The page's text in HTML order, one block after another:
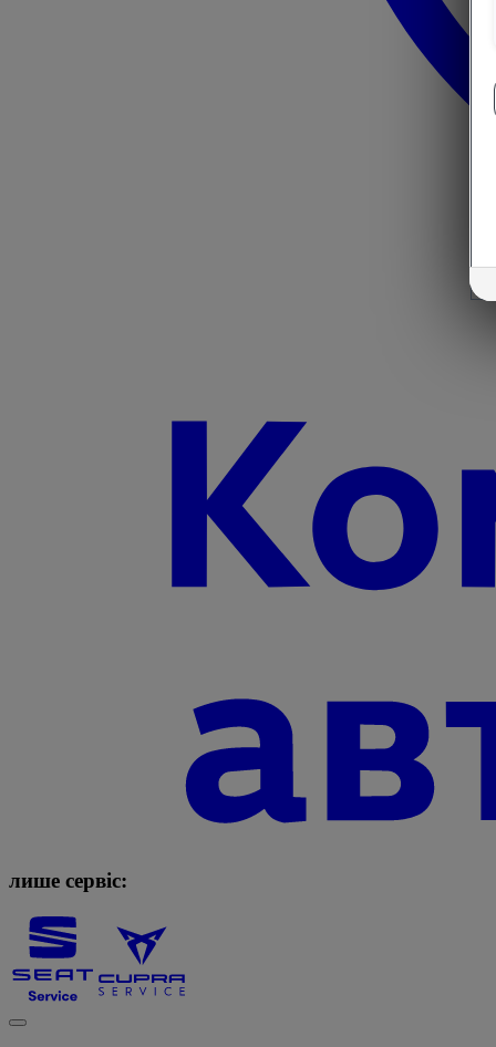
лише сервіс: